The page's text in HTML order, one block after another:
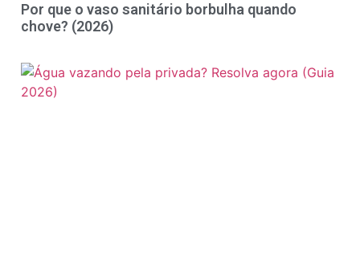
Por que o vaso sanitário borbulha quando
chove? (2026)